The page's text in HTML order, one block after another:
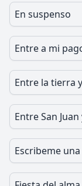
En suspenso
Entre a mi
Entre la tierra
Entre San
Escribeme